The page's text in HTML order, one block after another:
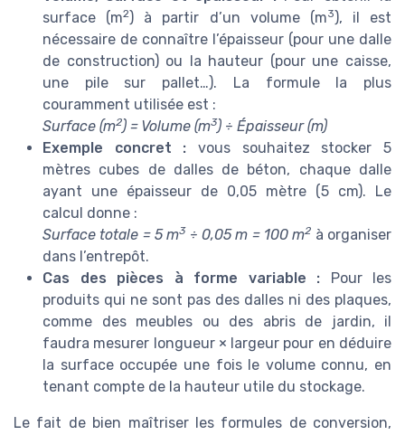
surface (m2) à partir d’un volume (m3), il est
nécessaire de connaître l’épaisseur (pour une dalle
de construction) ou la hauteur (pour une caisse,
une pile sur pallet…). La formule la plus
couramment utilisée est :
Surface (m2) = Volume (m3) ÷ Épaisseur (m)
Exemple concret : vous souhaitez stocker 5
mètres cubes de dalles de béton, chaque dalle
ayant une épaisseur de 0,05 mètre (5 cm). Le
calcul donne :
Surface totale = 5 m3 ÷ 0,05 m = 100 m2 à organiser
dans l’entrepôt.
Cas des pièces à forme variable : Pour les
produits qui ne sont pas des dalles ni des plaques,
comme des meubles ou des abris de jardin, il
faudra mesurer longueur × largeur pour en déduire
la surface occupée une fois le volume connu, en
tenant compte de la hauteur utile du stockage.
Le fait de bien maîtriser les formules de conversion,